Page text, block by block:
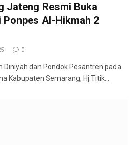
Jateng Resmi Buka
Ponpes Al-Hikmah 2
0
Diniyah dan Pondok Pesantren pada
Kabupaten Semarang, Hj.Titik…